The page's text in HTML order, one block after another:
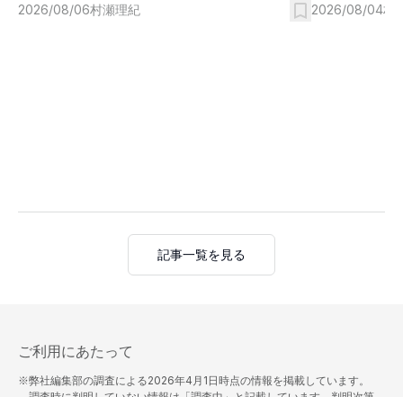
2026/08/06村瀬理紀 2026/08/04村
記事一覧を見る
ご利用にあたって
※弊社編集部の調査による2026年4月1日時点の情報を掲載しています。